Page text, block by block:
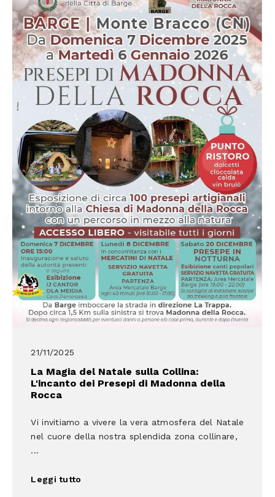
21/11/2025
La Magia del Natale sulla Collina:
L'incanto dei Presepi di Madonna della
Rocca
Vi invitiamo a vivere la vera atmosfera del Natale
nel cuore della nostra splendida zona collinare,
...
Leggi tutto